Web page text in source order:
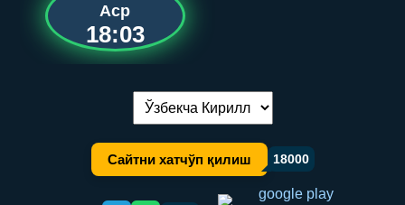
Аср
18:03
Тилни алмаштириш:
Сайтни хатчўп қилиш 18000